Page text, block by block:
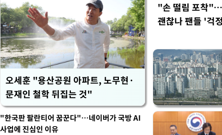
오세훈 "용산공원 아파트, 노무현·
문재인 철학 뒤집는 것"
"손 떨림 포착
괜찮나 팬들 '걱
"한국판 팔란티어 꿈꾼다"…네이버가 국방 AI
사업에 진심인 이유